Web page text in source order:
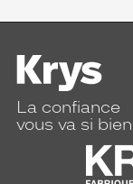
La confiance
vous va si bien